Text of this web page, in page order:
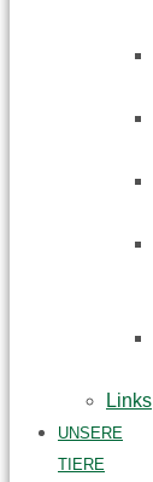
Links
UNSERE
TIERE